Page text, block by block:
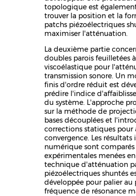
topologique est
trouver la position et la
patchs piézoélectriques
maximiser l'atténuation.
La deuxième partie
doubles parois feuilletées
viscoélastique pour
transmission sonore. Un
finis d'ordre réduit est
prédire l'indice
du système. L'approche
sur la méthode de
bases découplées et
corrections statiques pour
convergence. Les résultats
numérique sont comparés
expérimentales menées
technique d'atténuation
piézoélectriques shuntés
développée pour palier au
fréquence de résonance